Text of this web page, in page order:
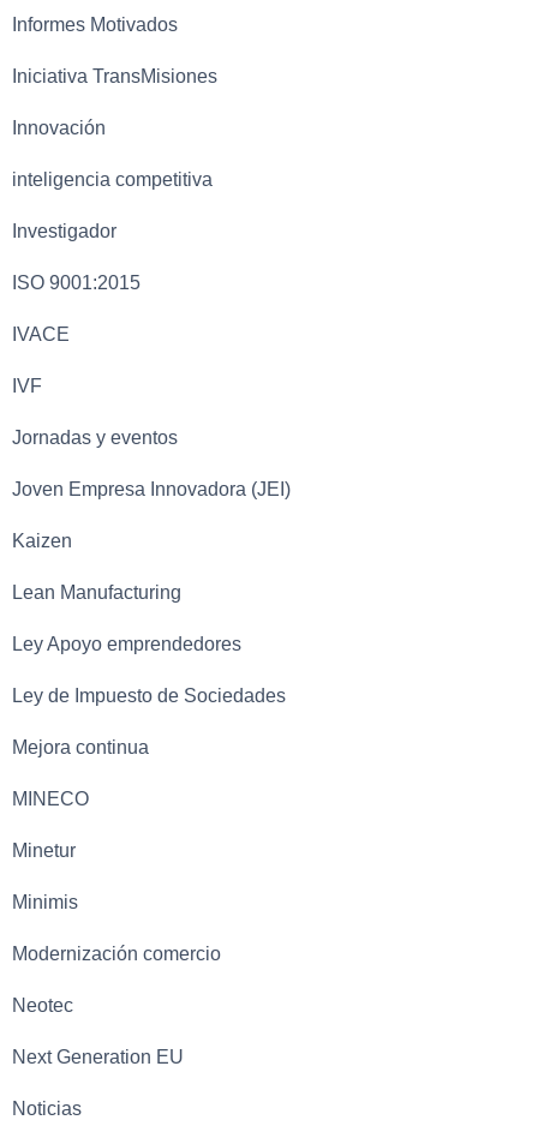
Informes Motivados
Iniciativa TransMisiones
Innovación
inteligencia competitiva
Investigador
ISO 9001:2015
IVACE
IVF
Jornadas y eventos
Joven Empresa Innovadora (JEI)
Kaizen
Lean Manufacturing
Ley Apoyo emprendedores
Ley de Impuesto de Sociedades
Mejora continua
MINECO
Minetur
Minimis
Modernización comercio
Neotec
Next Generation EU
Noticias